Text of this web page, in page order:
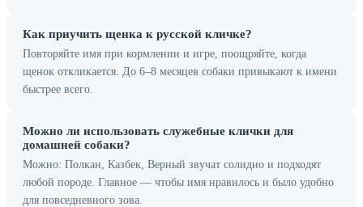
Как приучить щенка к русской кличке?
Повторяйте имя при кормлении и игре, поощряйте, когда
щенок откликается. До 6–8 месяцев собаки привыкают к имени
быстрее всего.
Можно ли использовать служебные клички для
домашней собаки?
Можно: Полкан, Казбек, Верный звучат солидно и подходят
любой породе. Главное — чтобы имя нравилось и было удобно
для повседневного зова.